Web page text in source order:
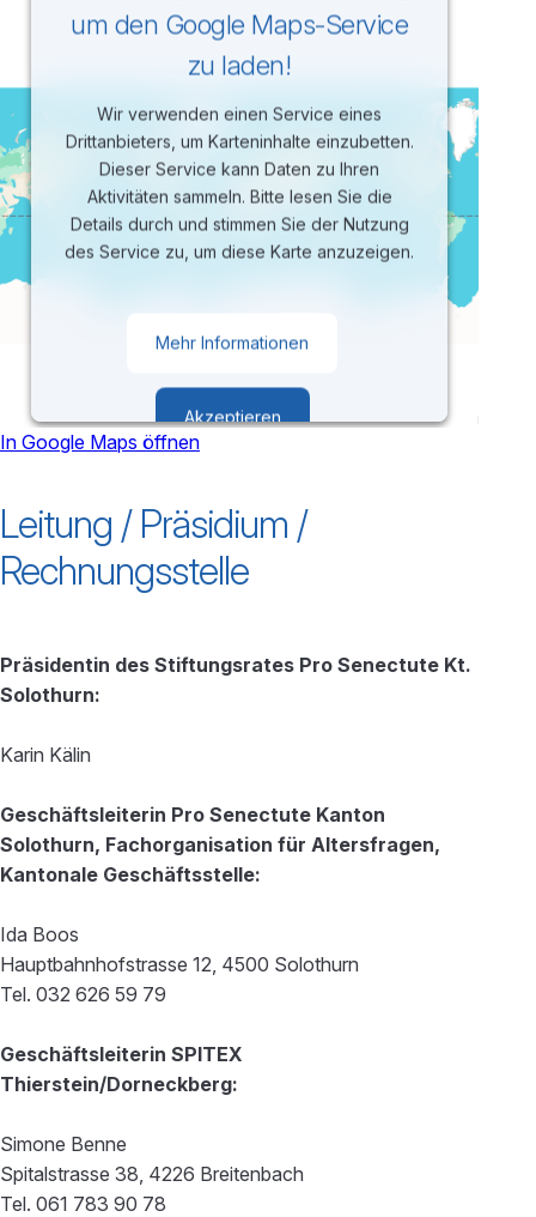
um den Google Maps-Service
zu laden!
Wir verwenden einen Service eines
Drittanbieters, um Karteninhalte einzubetten.
Dieser Service kann Daten zu Ihren
Aktivitäten sammeln. Bitte lesen Sie die
Details durch und stimmen Sie der Nutzung
des Service zu, um diese Karte anzuzeigen.
Mehr Informationen
Akzeptieren
Management Platform
In Google Maps öffnen
Leitung / Präsidium /
Rechnungsstelle
Präsidentin des Stiftungsrates Pro Senectute Kt.
Solothurn:
Karin Kälin
Geschäftsleiterin Pro Senectute Kanton
Solothurn, Fachorganisation für Altersfragen,
Kantonale Geschäftsstelle:
Ida Boos
Hauptbahnhofstrasse 12, 4500 Solothurn
Tel. 032 626 59 79
Geschäftsleiterin SPITEX
Thierstein/Dorneckberg:
Simone Benne
Spitalstrasse 38, 4226 Breitenbach
Tel. 061 783 90 78